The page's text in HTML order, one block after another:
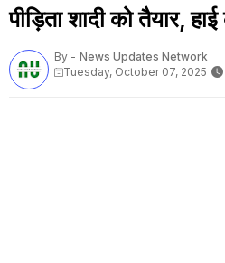
पीड़िता शादी को तैयार,
By - News Updates Network
Tuesday, October 07, 2025